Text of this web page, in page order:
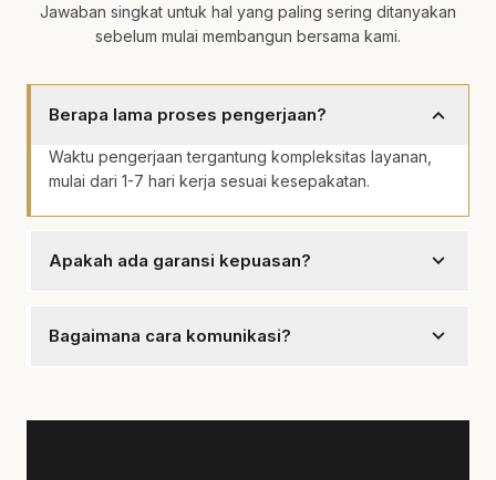
Jawaban singkat untuk hal yang paling sering ditanyakan
sebelum mulai membangun bersama kami.
Berapa lama proses pengerjaan? expand_more
Waktu pengerjaan tergantung kompleksitas layanan,
mulai dari 1-7 hari kerja sesuai kesepakatan.
Apakah ada garansi kepuasan? expand_more
hingga hasil sesuai keinginan Anda.
Bagaimana cara komunikasi? expand_more